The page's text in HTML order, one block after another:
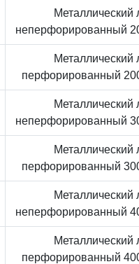
Металлический
неперфорированный
Металлический
перфорированный
Металлический
неперфорированный
Металлический
перфорированный
Металлический
неперфорированный
Металлический
перфорированный